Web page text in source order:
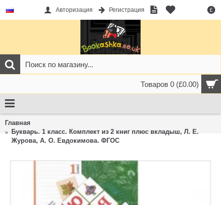
£
Авторизация Регистрация
Товаров 0 (£0.00)
Главная
Букварь. 1 класс. Комплект из 2 книг плюс вкладыш, Л. Е.
Журова, А. О. Евдокимова. ФГОС